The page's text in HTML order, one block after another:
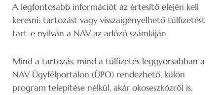
A legfontosabb információt az értesítő elején kell
keresni: tartozást vagy visszaigényelhető túlfizetést
tart-e nyilván a NAV az adózó számláján.
Mind a tartozás, mind a túlfizetés leggyorsabban a
NAV Ügyfélportálon (ÜPO) rendezhető, külön
program telepítése nélkül, akár okoseszközről is.